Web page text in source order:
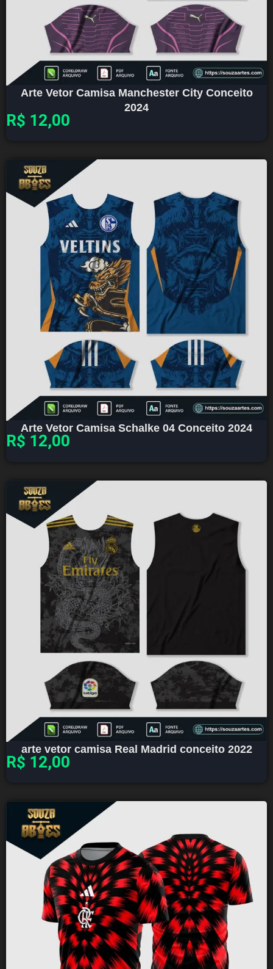
Arte Vetor Camisa Manchester City Conceito
2024
R$ 12,00
Arte Vetor Camisa Schalke 04 Conceito 2024
R$ 12,00
arte vetor camisa Real Madrid conceito 2022
R$ 12,00